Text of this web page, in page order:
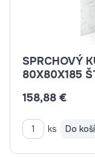
SPRCHOVÝ
80X80X185
158,88 €
ks Do